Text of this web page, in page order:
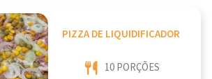
PIZZA DE LIQUIDIFICADOR
10 PORÇÕES